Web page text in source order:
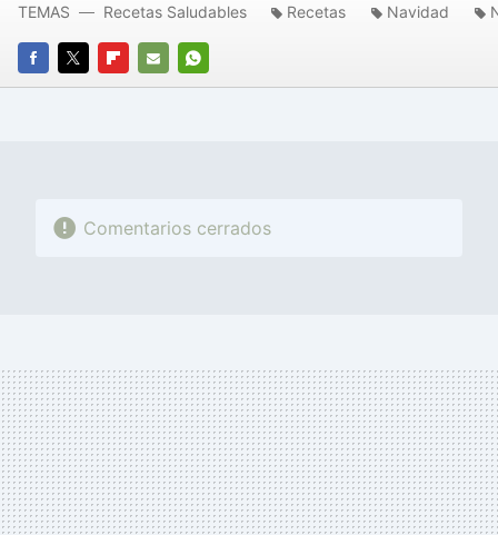
FACEBOOK
TWITTERFLIPBOARD
E-
WHATSAPP
TEMAS Recetas Saludables Recetas Navidad
Comentarios cerrados